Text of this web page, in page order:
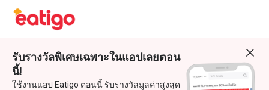
รับรางวัลพิเศษเฉพาะในแอปเลยตอน
นี้!
ใช้งานแอป Eatigo ตอนนี้ รับรางวัลมูลค่าสูงสุด